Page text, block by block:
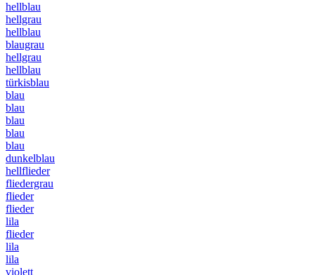
hellblau
hellgrau
hellblau
blaugrau
hellgrau
hellblau
türkisblau
blau
blau
blau
blau
blau
dunkelblau
hellflieder
fliedergrau
flieder
flieder
lila
flieder
lila
lila
violett